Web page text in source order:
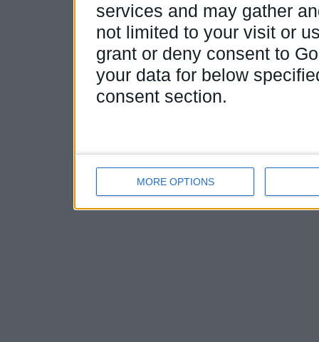
services and may gather
not limited to your visit or
grant or deny consent to
your data for below
consent section.
MORE OPTIONS